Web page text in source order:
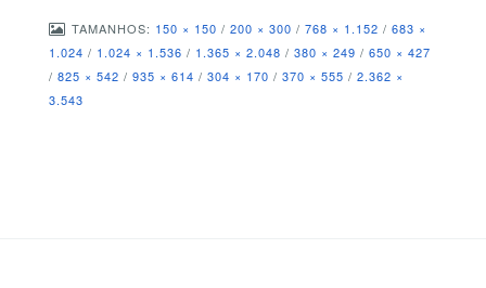
TAMANHOS: 150 × 150 / 200 × 300 / 768 × 1.152 / 683 ×
1.024 / 1.024 × 1.536 / 1.365 × 2.048 / 380 × 249 / 650 × 427
/ 825 × 542 / 935 × 614 / 304 × 170 / 370 × 555 / 2.362 ×
3.543